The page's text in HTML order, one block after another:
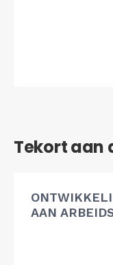
Tekort aan
AAN